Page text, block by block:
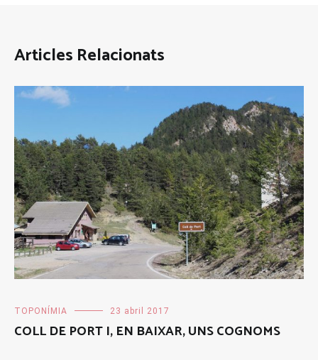
Articles Relacionats
TOPONÍMIA 23 abril 2017
COLL DE PORT I, EN BAIXAR, UNS COGNOMS